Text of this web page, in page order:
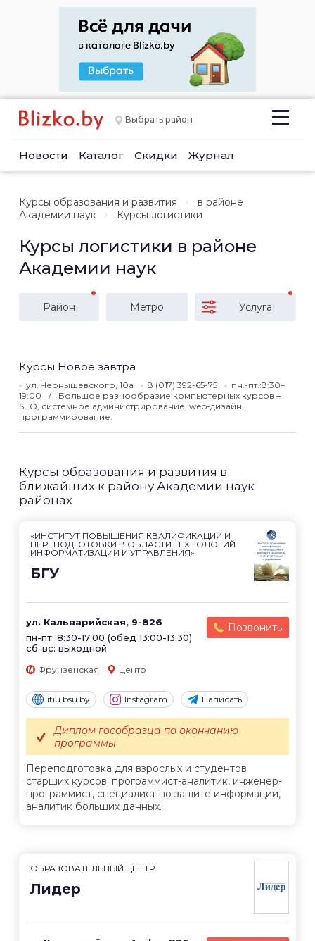
Выбрать район
Новости Каталог Скидки Журнал
Курсы образования и развития
в районе
Академии наук
Курсы логистики
Курсы логистики в районе
Академии наук
Район Метро Услуга
Курсы Новое завтра
ул. Чернышевского, 10а 8 (017) 392-65-75
пн.-пт.:8:30–
19:00
Большое разнообразие компьютерных курсов –
SEO, системное администрирование, web-дизайн,
программирование.
Курсы образования и развития в
ближайших к району Академии наук
районах
«ИНСТИТУТ ПОВЫШЕНИЯ КВАЛИФИКАЦИИ И
ПЕРЕПОДГОТОВКИ В ОБЛАСТИ ТЕХНОЛОГИЙ
ИНФОРМАТИЗАЦИИ И УПРАВЛЕНИЯ»
БГУ
ул. Кальварийская, 9-826
пн-пт: 8:30-17:00 (обед 13:00-13:30)
сб-вс: выходной
Позвонить
Фрунзенская Центр
itiu.bsu.by Instagram Написать
Переподготовка для взрослых и студентов
старших курсов: программист-аналитик, инженер-
программист, специалист по защите информации,
аналитик больших данных.
Диплом гособразца по окончанию
программы
ОБРАЗОВАТЕЛЬНЫЙ ЦЕНТР
Лидер